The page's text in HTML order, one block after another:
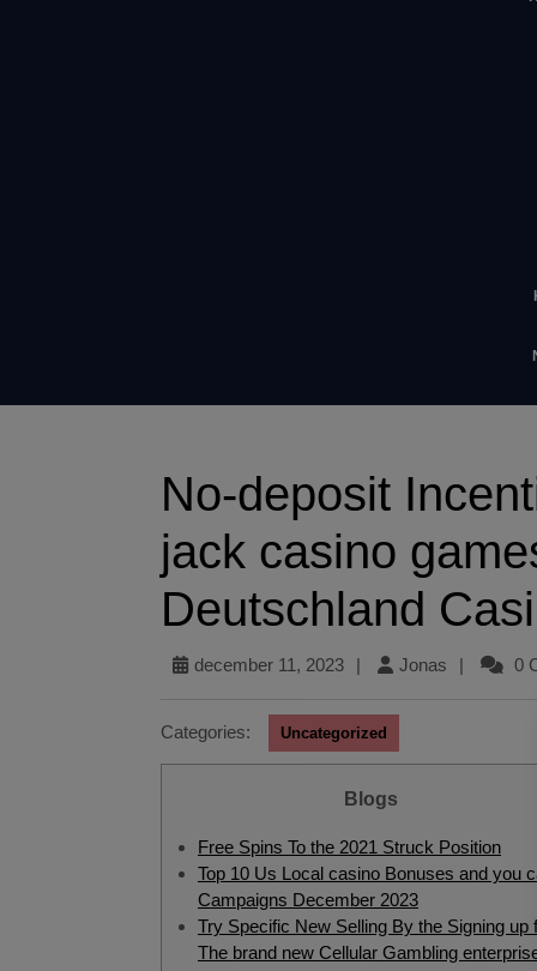
No-deposit
jack casino
Deutschland
december 11, 2023 | Jonas | 0
Categories: Uncategorized
Blogs
Free Spins To the 2021 Struck Position
Top 10 Us Local casino Bonuses and you
Campaigns December 2023
Try Specific New Selling By the Signing up
The brand new Cellular Gambling